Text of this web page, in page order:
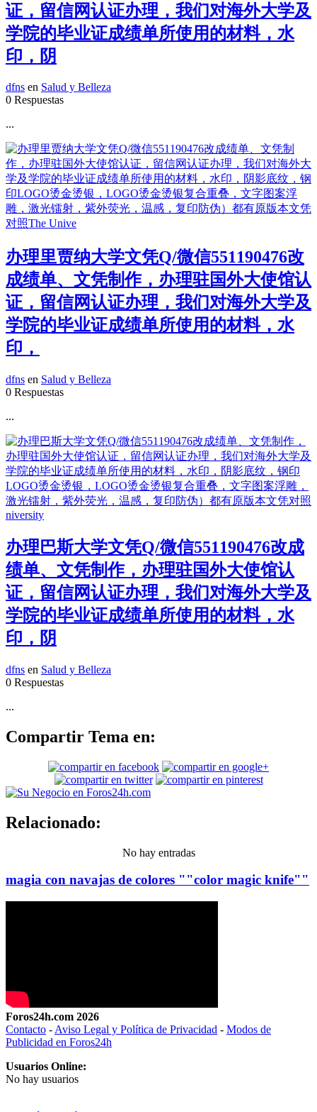
证，留信网认证办理，我们对海外大学及
学院的毕业证成绩单所使用的材料，水
印，阴
dfns en Salud y Belleza
0 Respuestas
...
办理里贾纳大学文凭Q/微信551190476改
成绩单、文凭制作，办理驻国外大使馆认
证，留信网认证办理，我们对海外大学及
学院的毕业证成绩单所使用的材料，水
印，
dfns en Salud y Belleza
0 Respuestas
...
办理巴斯大学文凭Q/微信551190476改成
绩单、文凭制作，办理驻国外大使馆认
证，留信网认证办理，我们对海外大学及
学院的毕业证成绩单所使用的材料，水
印，阴
dfns en Salud y Belleza
0 Respuestas
...
Compartir Tema en:
Relacionado:
No hay entradas
magia con navajas de colores ""color magic knife""
Foros24h.com 2026
Contacto - Aviso Legal y Política de Privacidad - Modos de
Publicidad en Foros24h
Usuarios Online:
No hay usuarios